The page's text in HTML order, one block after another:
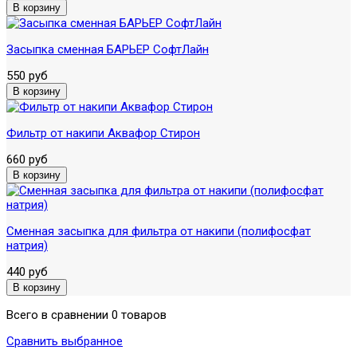
Засыпка сменная БАРЬЕР СофтЛайн
550 руб
Фильтр от накипи Аквафор Стирон
660 руб
Сменная засыпка для фильтра от накипи (полифосфат
натрия)
440 руб
Всего в сравнении 0 товаров
Сравнить выбранное